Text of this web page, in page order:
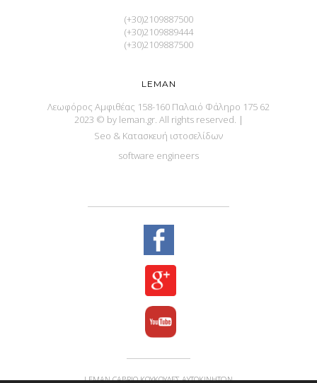
(+30)2109887500
(+30)2109889444
(+30)2109887500
LEMAN
Λεωφόρος Αμφιθέας 158-160 Παλαιό Φάληρο 175 62
2023 © by leman.gr. All rights reserved. |
Seo & Κατασκευή ιστοσελίδων
software engineers
LEMAN CABRIO ΚΟΥΚΟΎΛΕΣ ΑΥΤΟΚΙΝΉΤΩΝ